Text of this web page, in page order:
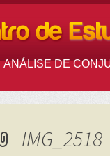
ANÁLISE DE
IMG_2518